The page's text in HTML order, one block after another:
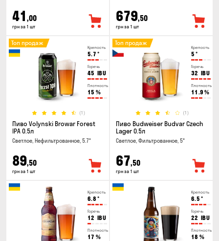
41 ,00
грн за 1 шт
679,50
грн за 1 шт
Крепость
5.7 °
Горечь
45 IBU
Плотность
15 %
(1)
Топ продаж
Пиво Volynski Browar Forest
IPA 0.5л
Светлое, Нефильтрованное, 5.7°
89,50
грн за 1 шт
Крепость
5 °
Горечь
32 IBU
Плотность
11.9 %
(1)
Топ продаж
Пиво Budweiser Budvar Czech
Lager 0.5л
Светлое, Фильтрованное, 5°
67,50
грн за 1 шт
Крепость
6.8 °
Горечь
12 IBU
Плотность
17 %
Крепость
6.5 °
Горечь
22 IBU
Плотность
18 %